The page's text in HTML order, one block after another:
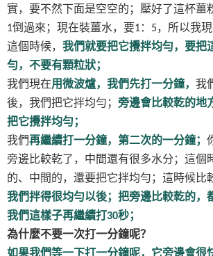
實，要不然下面是空空的；壓好了這杯薑
1倒過來；現在裝薑水，要1： 5，所以我
這個時候， 我們就要把它攪拌均勻，要把
勻，不要有顆粒狀；
我們現在用微波爐，我們先打一分鐘， 我
後，我們把它拌均勻； 旁邊會比較乾的地
把它攪拌均勻；
我們再繼續打一分鐘，第二次的一分鐘；
旁邊比較乾了，中間還有很多水分；這個
的、中間的，還要把它拌均勻；這時候比
我們拌得很均勻以後；把旁邊比較乾的，
我們這樣子再繼續打30秒；
為什麼不要一次打一分鐘呢？
如果我們等一下打一分鐘呢，它旁邊會很